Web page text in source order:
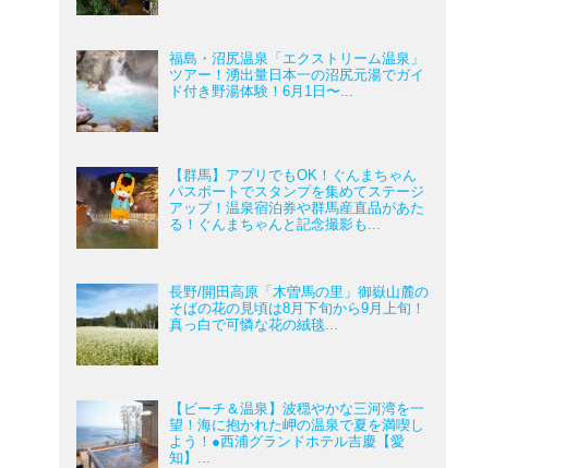
福島・沼尻温泉「エクストリーム温泉」
ツアー！湧出量日本一の沼尻元湯でガイ
ド付き野湯体験！6月1日〜...
【群馬】アプリでもOK！ぐんまちゃん
パスポートでスタンプを集めてステージ
アップ！温泉宿泊券や群馬産直品があた
る！ぐんまちゃんと記念撮影も...
長野/開田高原「木曽馬の里」御嶽山麓の
そばの花の見頃は8月下旬から9月上旬！
真っ白で可憐な花の絨毯...
【ビーチ＆温泉】波穏やかな三河湾を一
望！海に抱かれた岬の温泉で夏を満喫し
よう！●西浦グランドホテル吉慶【愛
知】...